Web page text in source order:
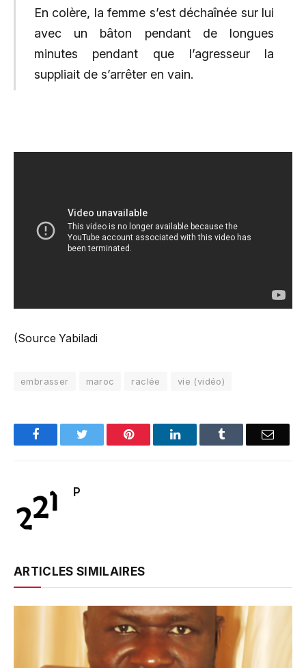
En colère, la femme s’est déchaînée sur lui
avec un bâton pendant de longues
minutes pendant que l’agresseur la
suppliait de s’arrêter en vain.
(Source Yabiladi
embrasser maroc raclée vie (vidéo)
FacebookTwitter Pinterest LinkedInTumblr Email
P
ARTICLES SIMILAIRES